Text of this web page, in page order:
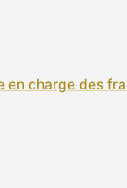
en charge des